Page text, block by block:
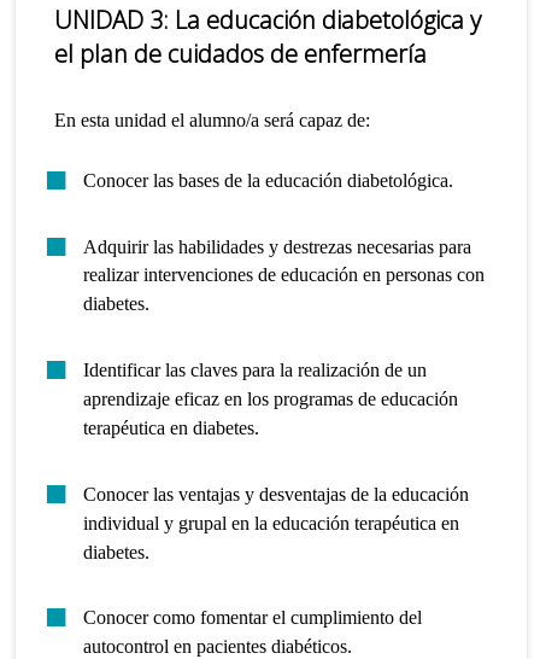
UNIDAD 3: La educación diabetológica y
el plan de cuidados de enfermería
En esta unidad el alumno/a será capaz de:
Conocer las bases de la educación diabetológica.
Adquirir las habilidades y destrezas necesarias para
realizar intervenciones de educación en personas con
diabetes.
Identificar las claves para la realización de un
aprendizaje eficaz en los programas de educación
terapéutica en diabetes.
Conocer las ventajas y desventajas de la educación
individual y grupal en la educación terapéutica en
diabetes.
Conocer como fomentar el cumplimiento del
autocontrol en pacientes diabéticos.